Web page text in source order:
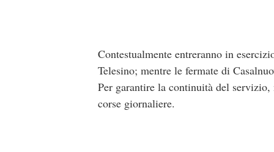
Contestualmente entreranno in
Telesino; mentre le fermate di
Per garantire la continuità del
corse giornaliere.